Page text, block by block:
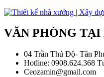
VĂN PHÒNG TẠI
04 Trần Thủ Độ- Tân
Hotline: 0908.624.368
Ceozamin@gmail.com